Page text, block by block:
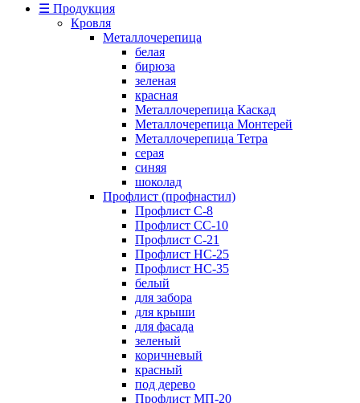
☰ Продукция
Кровля
Металлочерепица
белая
бирюза
зеленая
красная
Металлочерепица Каскад
Металлочерепица Монтерей
Металлочерепица Тетра
серая
синяя
шоколад
Профлист (профнастил)
Профлист С-8
Профлист СС-10
Профлист C-21
Профлист НС-25
Профлист НС-35
белый
для забора
для крыши
для фасада
зеленый
коричневый
красный
под дерево
Профлист МП-20